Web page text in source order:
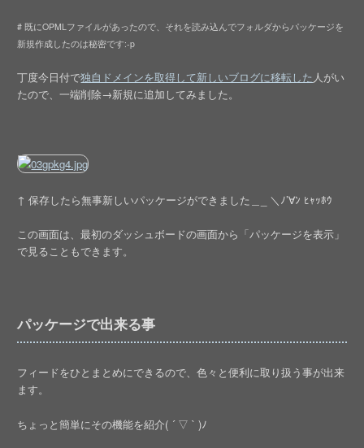
# 既にOPMLファイルがあったので、それを読み込んでフォルダからパッケージを
新規作成したのは秘密です:-p
丁度今日付で独自ドメインを取得して新しいブログに移転した 人がい
たので、一端削除→新規に追加してみました。
↑ 保存したら無事新しいパッケージができました＿_ ＼ﾉ’∀ﾝ ﾋｬｯﾎｳ
この画面は、最初のダッシュボードの画面から「パッケージを表示」
で見ることもできます。
パッケージで出来る事
フィードをひとまとめにできるので、色々と便利に取り扱う事が出来
ます。
ちょっと簡単にその機能を紹介( ´ ▽ ` )ﾉ